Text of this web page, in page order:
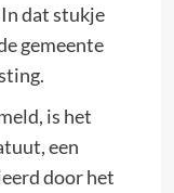
dat stukje
gemeente
is het
een
door het